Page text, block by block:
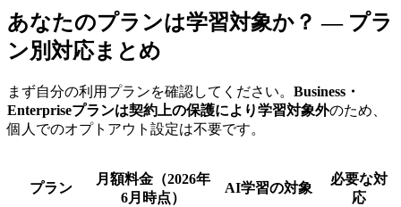
あなたのプランは学習対象か？ — プラ
ン別対応まとめ
まず自分の利用プランを確認してください。 Business・
Enterpriseプランは契約上の保護により学習対象外のため、
個人でのオプトアウト設定は不要です。
プラン
月額料金（2026年
6月時点）
AI学習の対象
必要な対
応